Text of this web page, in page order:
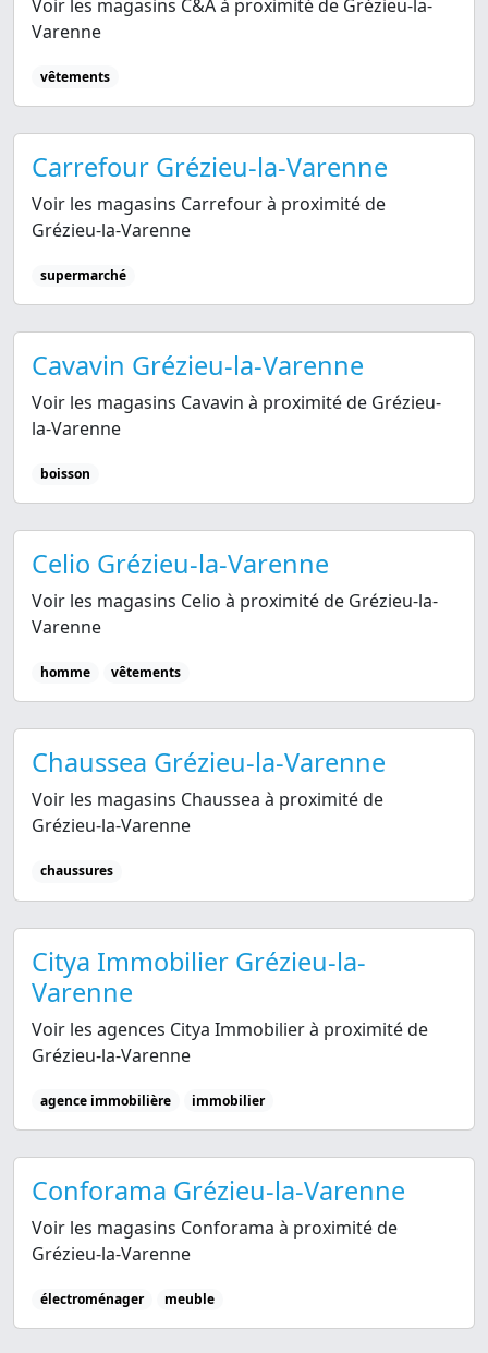
Voir les magasins C&A à proximité de Grézieu-la-
Varenne
vêtements
Carrefour Grézieu-la-Varenne
Voir les magasins Carrefour à proximité de
Grézieu-la-Varenne
supermarché
Cavavin Grézieu-la-Varenne
Voir les magasins Cavavin à proximité de Grézieu-
la-Varenne
boisson
Celio Grézieu-la-Varenne
Voir les magasins Celio à proximité de Grézieu-la-
Varenne
homme vêtements
Chaussea Grézieu-la-Varenne
Voir les magasins Chaussea à proximité de
Grézieu-la-Varenne
chaussures
Citya Immobilier Grézieu-la-
Varenne
Voir les agences Citya Immobilier à proximité de
Grézieu-la-Varenne
agence immobilière immobilier
Conforama Grézieu-la-Varenne
Voir les magasins Conforama à proximité de
Grézieu-la-Varenne
électroménager meuble